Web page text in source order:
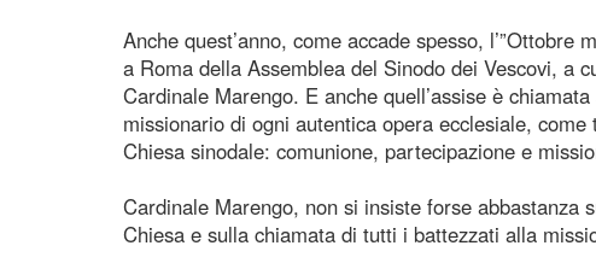
Anche quest’anno, come accade spesso, l’”Ottobre
a Roma della Assemblea del Sinodo dei Vescovi, a
Cardinale Marengo. E anche quell’assise è
missionario di ogni autentica opera ecclesiale,
Chiesa sinodale: comunione, partecipazione e
Cardinale Marengo, non si insiste forse abbastanza
Chiesa e sulla chiamata di tutti i battezzati alla